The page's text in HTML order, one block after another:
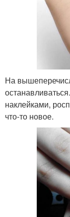
На
наклейками,
что-то новое.